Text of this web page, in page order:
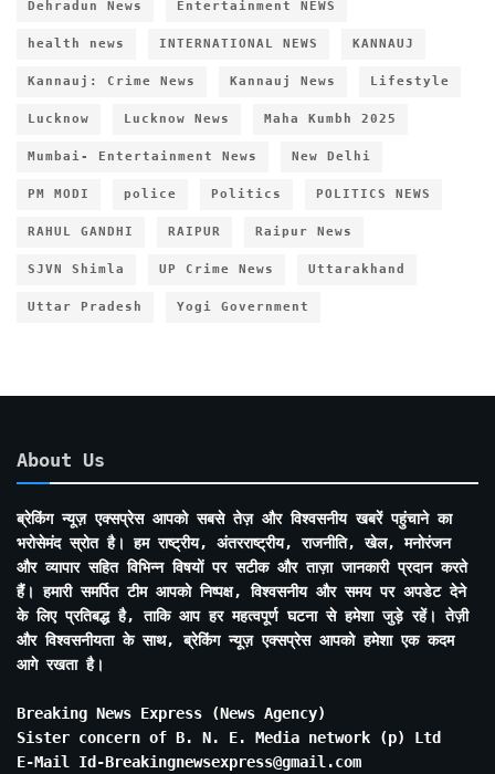
Dehradun News Entertainment NEWS
health news INTERNATIONAL NEWS KANNAUJ
Kannauj: Crime News Kannauj News Lifestyle
Lucknow Lucknow News Maha Kumbh 2025
Mumbai- Entertainment News New Delhi
PM MODI police Politics POLITICS NEWS
RAHUL GANDHI RAIPUR Raipur News
SJVN Shimla UP Crime News Uttarakhand
Uttar Pradesh Yogi Government
About Us
ब्रेकिंग न्यूज़ एक्सप्रेस आपको सबसे तेज़ और विश्वसनीय खबरें पहुंचाने का
भरोसेमंद स्रोत है। हम राष्ट्रीय, अंतरराष्ट्रीय, राजनीति, खेल, मनोरंजन
और व्यापार सहित विभिन्न विषयों पर सटीक और ताज़ा जानकारी प्रदान करते
हैं। हमारी समर्पित टीम आपको निष्पक्ष, विश्वसनीय और समय पर अपडेट देने
के लिए प्रतिबद्ध है, ताकि आप हर महत्वपूर्ण घटना से हमेशा जुड़े रहें। तेज़ी
और विश्वसनीयता के साथ, ब्रेकिंग न्यूज़ एक्सप्रेस आपको हमेशा एक कदम
आगे रखता है।
Breaking News Express (News Agency)
Sister concern of B. N. E. Media network (p) Ltd
E-Mail Id-Breakingnewsexpress@gmail.com